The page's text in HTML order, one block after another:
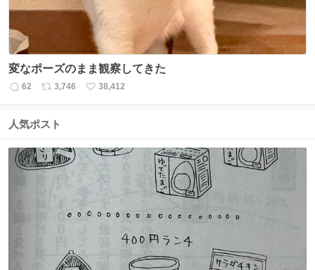
変なポーズのまま観察してきた
返
数
62
リ
ス
数
3,746
い
38,412
人気ポスト